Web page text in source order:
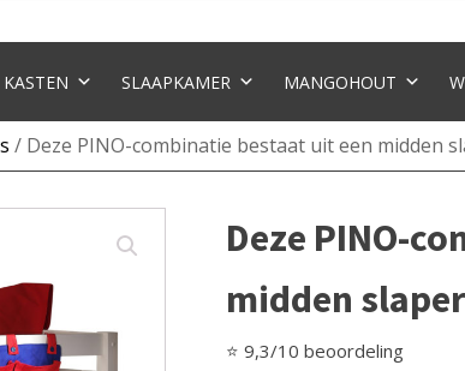
KASTEN SLAAPKAMER MANGOHOUT
/ Deze PINO-combinatie bestaat uit een midden
Deze PINO-
midden
⭐ 9,3/10 beoordeling